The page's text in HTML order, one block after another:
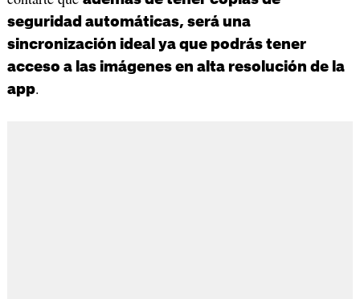
seguridad automáticas, será una
sincronización ideal ya que podrás tener
acceso a las imágenes en alta resolución de la
app.